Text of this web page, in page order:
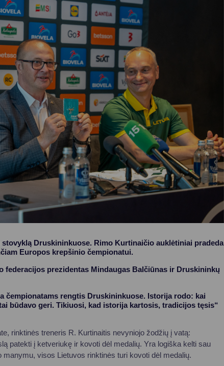
apsauga
Druskininkuose. Rimo Kurtinaičio auklėtiniai pradeda
Europos krepšinio čempionatui.
federacijos prezidentas Mindaugas Balčiūnas ir Druskininkų
čempionatams rengtis Druskininkuose. Istorija rodo: kai
būdavo geri. Tikiuosi, kad istorija kartosis, tradicijos tęsis“
rinktinės treneris R. Kurtinaitis nevyniojo žodžių į vatą:
patekti į ketveriukę ir kovoti dėl medalių. Yra logiška kelti sau
manymu, visos Lietuvos rinktinės turi kovoti dėl medalių.